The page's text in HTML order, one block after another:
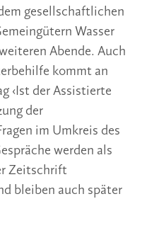
gesellschaftlichen
Wasser
Abende. Auch
kommt an
‹Ist der Assistierte
der
im Umkreis des
werden als
Zeitschrift
bleiben auch später